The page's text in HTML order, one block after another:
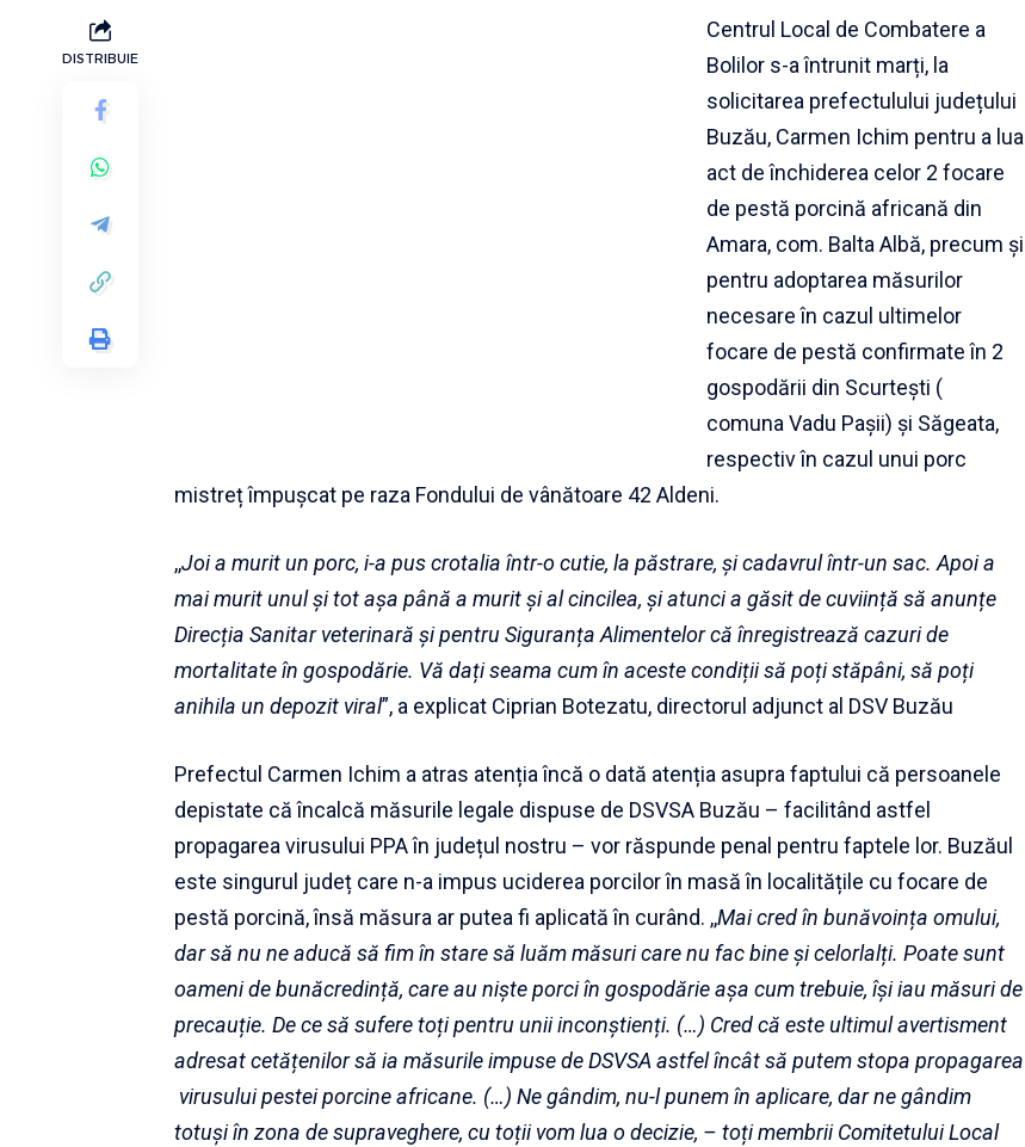
DISTRIBUIE
Centrul Local de Combatere a
Bolilor s-a întrunit marți, la
solicitarea prefectulului județului
Buzău, Carmen Ichim pentru a lua
act de închiderea celor 2 focare
de pestă porcină africană din
Amara, com. Balta Albă, precum și
pentru adoptarea măsurilor
necesare în cazul ultimelor
focare de pestă confirmate în 2
gospodării din Scurtești (
comuna Vadu Pașii) și Săgeata,
respectiv în cazul unui porc
mistreț împușcat pe raza Fondului de vânătoare 42 Aldeni.
,,Joi a murit un porc, i-a pus crotalia într-o cutie, la păstrare, și cadavrul într-un sac. Apoi a
mai murit unul și tot așa până a murit și al cincilea, și atunci a găsit de cuviință să anunțe
Direcția Sanitar veterinară și pentru Siguranța Alimentelor că înregistrează cazuri de
mortalitate în gospodărie. Vă dați seama cum în aceste condiții să poți stăpâni, să poți
anihila un depozit viral”, a explicat Ciprian Botezatu, directorul adjunct al DSV Buzău
Prefectul Carmen Ichim a atras atenția încă o dată atenția asupra faptului că persoanele
depistate că încalcă măsurile legale dispuse de DSVSA Buzău – facilitând astfel
propagarea virusului PPA în județul nostru – vor răspunde penal pentru faptele lor. Buzăul
este singurul județ care n-a impus uciderea porcilor în masă în localitățile cu focare de
pestă porcină, însă măsura ar putea fi aplicată în curând. ,,Mai cred în bunăvoința omului,
dar să nu ne aducă să fim în stare să luăm măsuri care nu fac bine și celorlalți. Poate sunt
oameni de bunăcredință, care au niște porci în gospodărie așa cum trebuie, își iau măsuri de
precauție. De ce să sufere toți pentru unii inconștienți. (…) Cred că este ultimul avertisment
adresat cetățenilor să ia măsurile impuse de DSVSA astfel încât să putem stopa propagarea
virusului pestei porcine africane. (…) Ne gândim, nu-l punem în aplicare, dar ne gândim
totuși în zona de supraveghere, cu toții vom lua o decizie, – toți membrii Comitetului Local